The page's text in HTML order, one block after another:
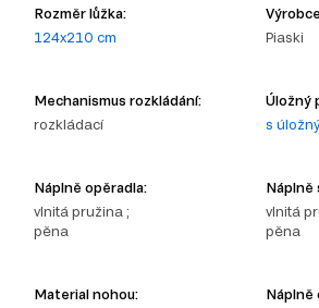
Rozměr lůžka:
124x210 cm
Piaski
Mechanismus rozkládání:
rozkládací
Úložný
s
Náplně opěradla:
vlnitá pružina ;
pěna
Náplně
vlnitá
pěna
Material nohou:
Náplně